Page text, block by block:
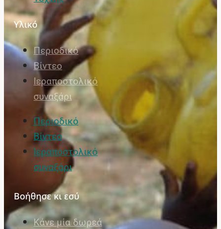
Υλικό
Περιοδικό
Βίντεο
Ιεραποστολικό
συναξάρι
Περιοδικό
Βίντεο
Ιεραποστολικό
συναξάρι
Βοήθησε κι εσύ
Κάνε μία δωρεά